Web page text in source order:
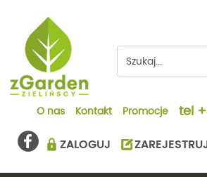
O nas Kontakt Promocje tel
ZALOGUJ